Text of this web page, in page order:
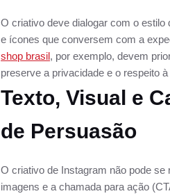
O criativo deve dialogar com o
e ícones que conversem com a
shop brasil, por exemplo, devem
preserve a privacidade e o respeito
Texto, Visual e
de Persuasão
O criativo de Instagram não pode
imagens e a chamada para ação